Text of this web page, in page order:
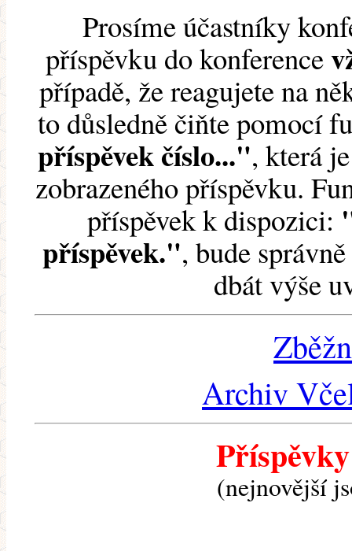
Prosíme účastníky
příspěvku do konference
případě, že reagujete na
to důsledně čiňte pomocí
příspěvek číslo...", která
zobrazeného příspěvku.
příspěvek k dispozici:
příspěvek.", bude
dbát výše
Archiv
(nejnovější